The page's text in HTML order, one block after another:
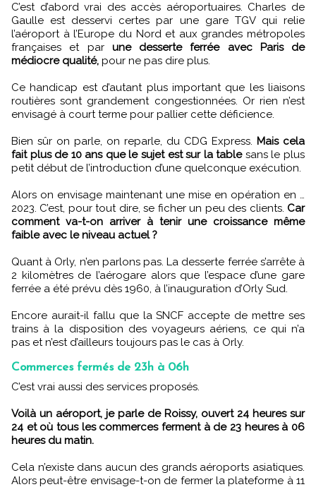
C’est d’abord vrai des accès aéroportuaires. Charles de
Gaulle est desservi certes par une gare TGV qui relie
l’aéroport à l’Europe du Nord et aux grandes métropoles
françaises et par une desserte ferrée avec Paris de
médiocre qualité, pour ne pas dire plus.
Ce handicap est d’autant plus important que les liaisons
routières sont grandement congestionnées. Or rien n’est
envisagé à court terme pour pallier cette déficience.
Bien sûr on parle, on reparle, du CDG Express. Mais cela
fait plus de 10 ans que le sujet est sur la tablesans le plus
petit début de l’introduction d’une quelconque exécution.
Alors on envisage maintenant une mise en opération en …
2023. C’est, pour tout dire, se ficher un peu des clients. Car
comment va-t-on arriver à tenir une croissance même
faible avec le niveau actuel ?
Quant à Orly, n’en parlons pas. La desserte ferrée s’arrête à
2 kilomètres de l’aérogare alors que l’espace d’une gare
ferrée a été prévu dès 1960, à l’inauguration d’Orly Sud.
Encore aurait-il fallu que la SNCF accepte de mettre ses
trains à la disposition des voyageurs aériens, ce qui n’a
pas et n’est d’ailleurs toujours pas le cas à Orly.
Commerces fermés de 23h à 06h
C’est vrai aussi des services proposés.
Voilà un aéroport, je parle de Roissy, ouvert 24 heures sur
24 et où tous les commerces ferment à de 23 heures à 06
heures du matin.
Cela n’existe dans aucun des grands aéroports asiatiques.
Alors peut-être envisage-t-on de fermer la plateforme à 11